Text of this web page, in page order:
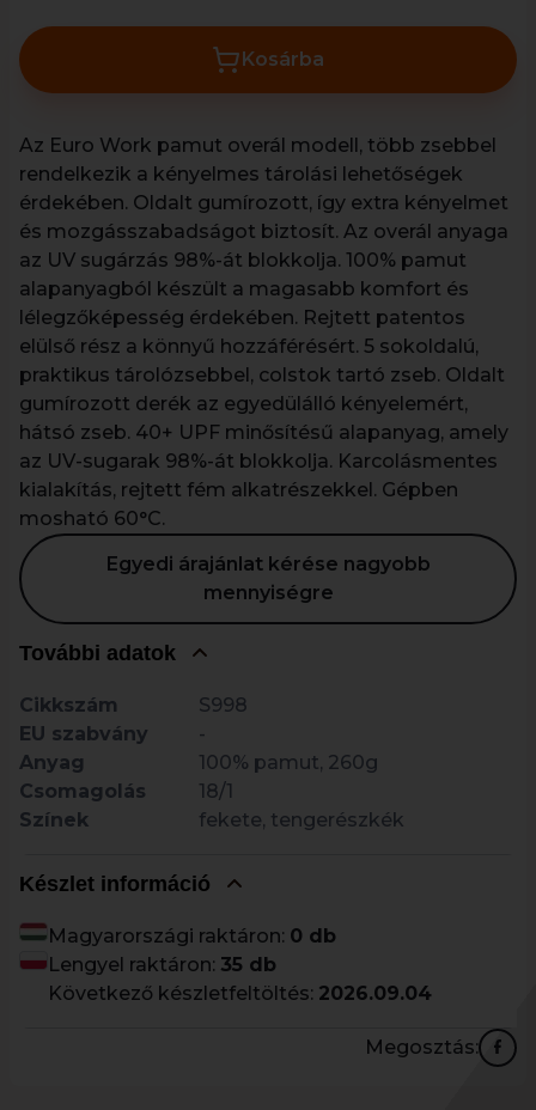
Kosárba
Az Euro Work pamut overál modell, több zsebbel
rendelkezik a kényelmes tárolási lehetőségek
érdekében. Oldalt gumírozott, így extra kényelmet
és mozgásszabadságot biztosít. Az overál anyaga
az UV sugárzás 98%-át blokkolja. 100% pamut
alapanyagból készült a magasabb komfort és
lélegzőképesség érdekében. Rejtett patentos
elülső rész a könnyű hozzáférésért. 5 sokoldalú,
praktikus tárolózsebbel, colstok tartó zseb. Oldalt
gumírozott derék az egyedülálló kényelemért,
hátsó zseb. 40+ UPF minősítésű alapanyag, amely
az UV-sugarak 98%-át blokkolja. Karcolásmentes
kialakítás, rejtett fém alkatrészekkel. Gépben
mosható 60°C.
Egyedi árajánlat kérése nagyobb
mennyiségre
További adatok
Cikkszám
S998
EU szabvány
-
Anyag
100% pamut, 260g
Csomagolás
18/1
Színek
fekete, tengerészkék
Készlet információ
Magyarországi raktáron: 0 db
Lengyel raktáron: 35 db
Következő készletfeltöltés: 2026.09.04
Megosztás: